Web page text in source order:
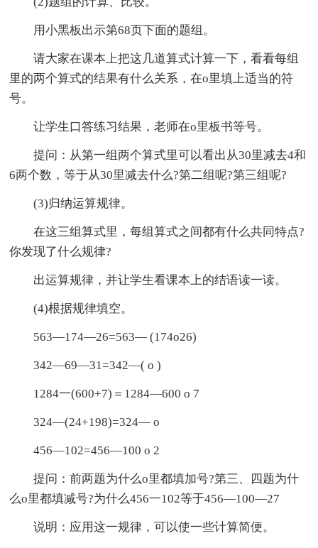
用小黑板出示第68页下面的题组。
请大家在课本上把这几道算式计算一下，看看每组
里的两个算式的结果有什么关系，在o里填上适当的符
号。
让学生口答练习结果，老师在o里板书等号。
提问：从第一组两个算式里可以看出从30里减去4和
6两个数，等于从30里减去什么?第二组呢?第三组呢?
(3)归纳运算规律。
在这三组算式里，每组算式之间都有什么共同特点?
你发现了什么规律?
出运算规律，并让学生看课本上的结语读一读。
(4)根据规律填空。
563—174—26=563— (174o26)
342—69—31=342—( o )
1284一(600+7)＝1284—600 o 7
324—(24+198)=324— o
456—102=456—100 o 2
提问：前两题为什么o里都填加号?第三、四题为什
么o里都填减号?为什么456一102等于456—100—27
说明：应用这一规律，可以使一些计算简便。